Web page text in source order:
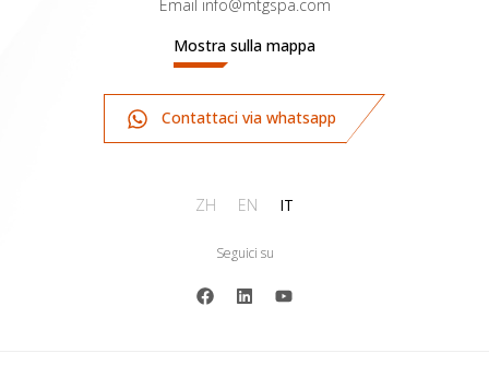
Email info@mtgspa.com
Mostra sulla mappa
Contattaci via whatsapp
ZH EN IT
Seguici su